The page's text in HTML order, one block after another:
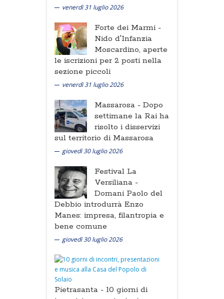
venerdì 31 luglio 2026
Forte dei Marmi -
Nido d'Infanzia
Moscardino, aperte
le iscrizioni per 2 posti nella
sezione piccoli
venerdì 31 luglio 2026
Massarosa - Dopo
settimane la Rai ha
risolto i disservizi
sul territorio di Massarosa
giovedì 30 luglio 2026
Festival La
Versiliana -
Domani Paolo del
Debbio introdurrà Enzo
Manes: impresa, filantropia e
bene comune
giovedì 30 luglio 2026
Pietrasanta - 10 giorni di